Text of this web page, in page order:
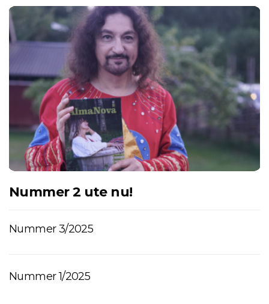
Nummer 2 ute nu!
Nummer 3/2025
Nummer 1/2025